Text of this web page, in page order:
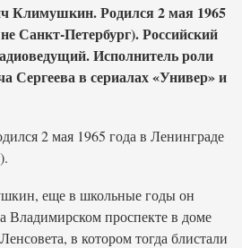
Климушкин. Родился 2 мая 1965
Санкт-Петербург). Российский
Исполнитель роли
Сергеева в сериалах «Универ» и
2 мая 1965 года в Ленинграде
еще в школьные годы он
Владимирском проспекте в доме
в котором тогда блистали